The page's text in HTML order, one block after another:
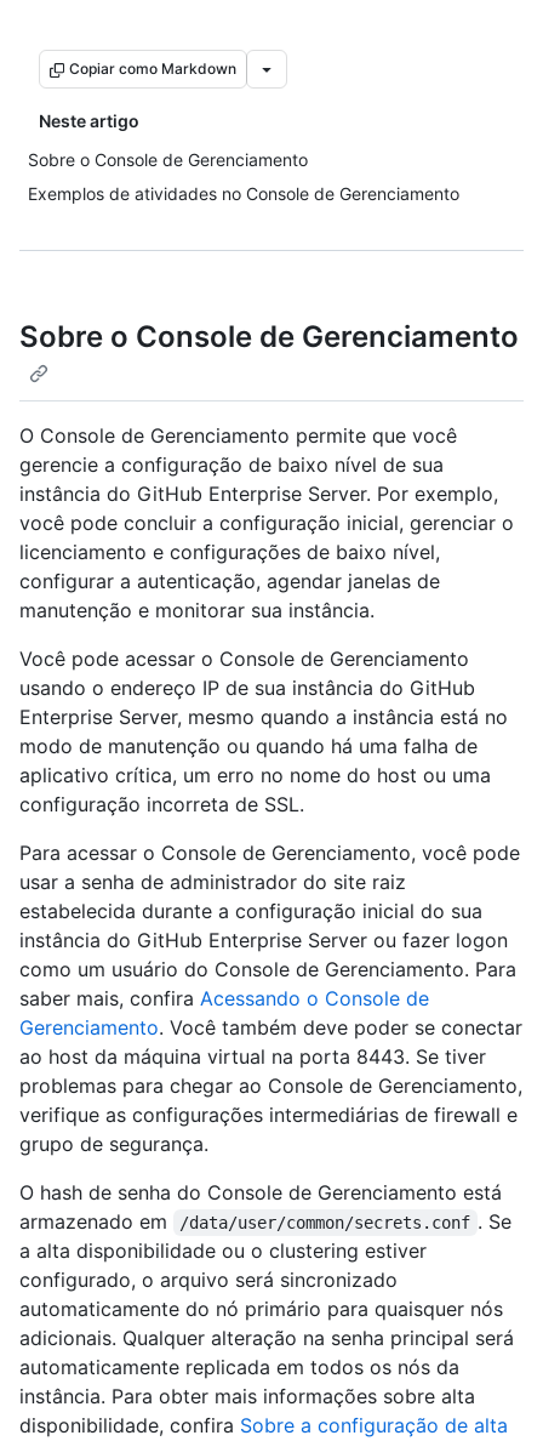
Copiar como Markdown
Neste artigo
Sobre o Console de Gerenciamento
Exemplos de atividades no Console de Gerenciamento
Sobre o Console de Gerenciamento
O Console de Gerenciamento permite que você
gerencie a configuração de baixo nível de sua
instância do GitHub Enterprise Server. Por exemplo,
você pode concluir a configuração inicial, gerenciar o
licenciamento e configurações de baixo nível,
configurar a autenticação, agendar janelas de
manutenção e monitorar sua instância.
Você pode acessar o Console de Gerenciamento
usando o endereço IP de sua instância do GitHub
Enterprise Server, mesmo quando a instância está no
modo de manutenção ou quando há uma falha de
aplicativo crítica, um erro no nome do host ou uma
configuração incorreta de SSL.
Para acessar o Console de Gerenciamento, você pode
usar a senha de administrador do site raiz
estabelecida durante a configuração inicial do sua
instância do GitHub Enterprise Server ou fazer logon
como um usuário do Console de Gerenciamento. Para
saber mais, confira Acessando o Console de
Gerenciamento. Você também deve poder se conectar
ao host da máquina virtual na porta 8443. Se tiver
problemas para chegar ao Console de Gerenciamento,
verifique as configurações intermediárias de firewall e
grupo de segurança.
O hash de senha do Console de Gerenciamento está
armazenado em
/data/user/common/secrets.conf . Se
a alta disponibilidade ou o clustering estiver
configurado, o arquivo será sincronizado
automaticamente do nó primário para quaisquer nós
adicionais. Qualquer alteração na senha principal será
automaticamente replicada em todos os nós da
instância. Para obter mais informações sobre alta
disponibilidade, confira Sobre a configuração de alta